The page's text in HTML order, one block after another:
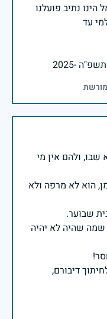
נתיב פועלנו
-2025
שבו, ולהם אין מי
הוא לא מרפה ולא
שהיה לא יהיה
דיבורם,